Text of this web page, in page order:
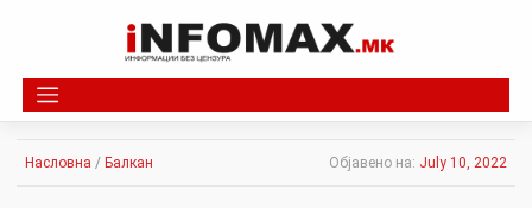
Насловна / Балкан Објавено на: July 10, 2022